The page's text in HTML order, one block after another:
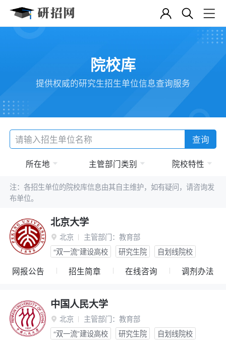
院校库
提供权威的研究生招生单位信息查询服务
查询
所在地 主管部门类别 院校特性
注：各招生单位的院校库信息由其自主维护，如有疑问，请咨询发
布单位。
北京大学
 北京 主管部门： 教育部
“双一流”建设高校
研究生院 自划线院校
网报公告 招生简章 在线咨询 调剂办法
中国人民大学
 北京 主管部门： 教育部
“双一流”建设高校
研究生院 自划线院校